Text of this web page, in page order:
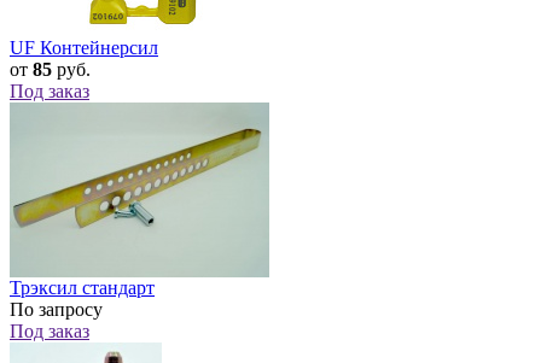
UF Контейнерсил
от 85 руб.
Под заказ
Трэксил стандарт
По запросу
Под заказ